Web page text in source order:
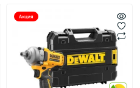
Акция